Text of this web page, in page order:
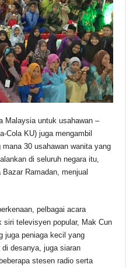
Malaysia untuk usahawan –
Cola KU) juga mengambil
30 usahawan wanita yang
di seluruh negara itu,
Ramadan, menjual
pelbagai acara
siri televisyen popular, Mak Cun
juga peniaga kecil yang
di desanya, juga siaran
stesen radio serta